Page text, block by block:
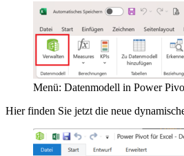
Menü: Datenmodell in Power
Hier finden Sie jetzt die neue